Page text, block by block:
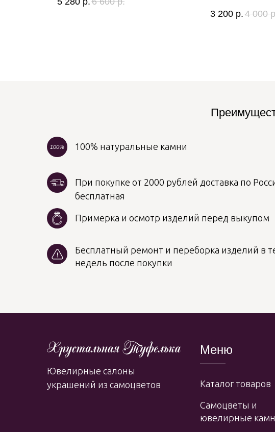
3 200 р. 4 000
100% натуральные камни
100%
Бесплатный ремонт и переборка изделий в
недель после покупки
Примерка и осмотр изделий перед выкупом
При покупке от 2000 рублей доставка по
бесплатная
Меню
Каталог товаров
Самоцветы и
ювелирные
Ювелирные салоны
украшений из самоцветов